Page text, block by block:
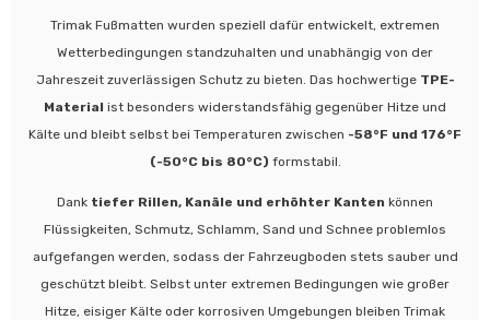
Trimak Fußmatten wurden speziell dafür entwickelt, extremen
Wetterbedingungen standzuhalten und unabhängig von der
Jahreszeit zuverlässigen Schutz zu bieten. Das hochwertige TPE-
Material ist besonders widerstandsfähig gegenüber Hitze und
Kälte und bleibt selbst bei Temperaturen zwischen -58°F und 176°F
(-50°C bis 80°C) formstabil.
Dank tiefer Rillen, Kanäle und erhöhter Kanten können
Flüssigkeiten, Schmutz, Schlamm, Sand und Schnee problemlos
aufgefangen werden, sodass der Fahrzeugboden stets sauber und
geschützt bleibt. Selbst unter extremen Bedingungen wie großer
Hitze, eisiger Kälte oder korrosiven Umgebungen bleiben Trimak